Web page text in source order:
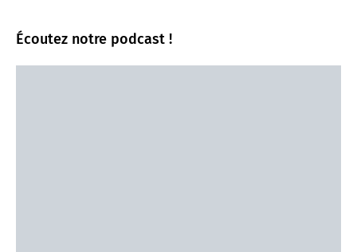
Écoutez notre podcast !